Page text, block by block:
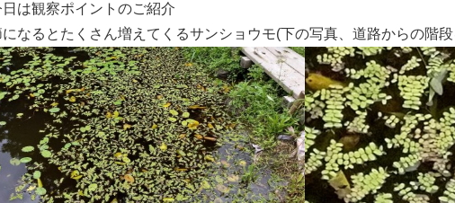
日は観察ポイントのご紹介
になるとたくさん増えてくるサンショウモ(下の写真、道路からの階段